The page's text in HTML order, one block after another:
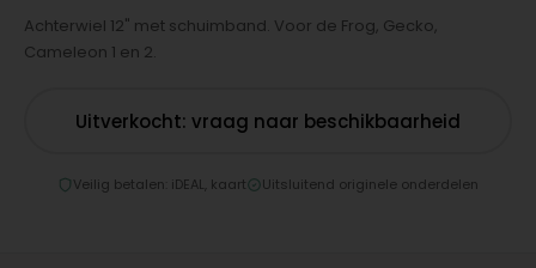
Achterwiel 12" met schuimband. Voor de Frog, Gecko,
Cameleon 1 en 2.
Uitverkocht: vraag naar beschikbaarheid
Veilig betalen: iDEAL, kaart Uitsluitend originele onderdelen